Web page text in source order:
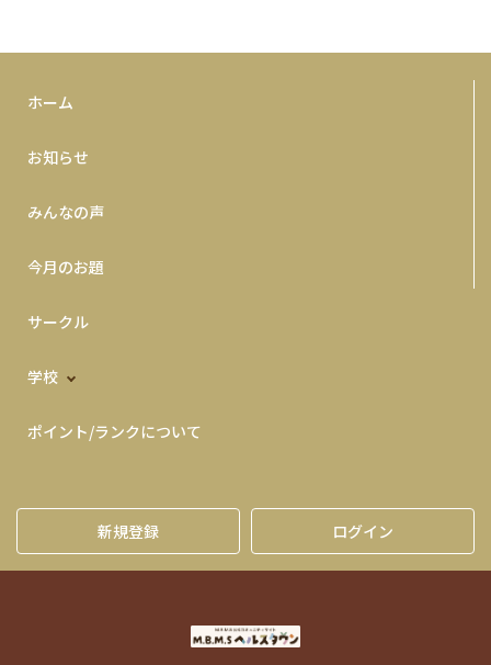
ホーム
お知らせ
みんなの声
今月のお題
サークル
学校
ポイント/ランクについて
新規登録 ログイン